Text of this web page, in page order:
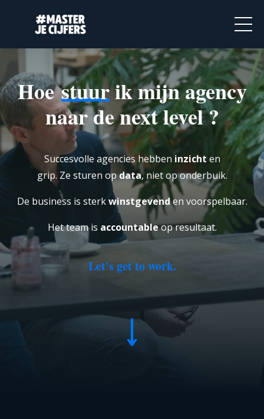
Hoestuurik mijn agency
naar de next level?
Succesvolle agencies hebben inzicht en
grip. Ze sturen opdata, niet op onderbuik.
De business is sterkwinstgevenden voorspelbaar.
Het team is accountableop resultaat.
Let's get to work.